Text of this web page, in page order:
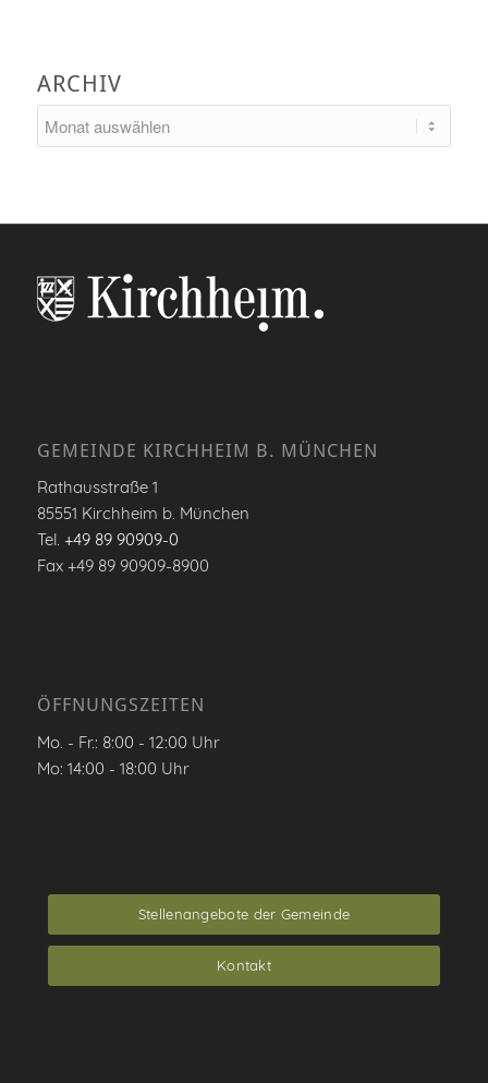
ARCHIV
GEMEINDE KIRCHHEIM B. MÜNCHEN
Rathausstraße 1
85551 Kirchheim b. München
Tel. +49 89 90909-0
Fax +49 89 90909-8900
ÖFFNUNGSZEITEN
Mo. - Fr.: 8:00 - 12:00 Uhr
Mo: 14:00 - 18:00 Uhr
Stellenangebote der Gemeinde
Kontakt